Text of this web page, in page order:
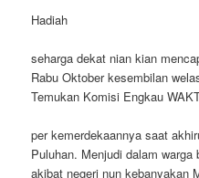
Hadiah
seharga dekat nian kian
Rabu Oktober kesembilan
Temukan Komisi Engkau
per kemerdekaannya saat
Puluhan. Menjudi dalam
akibat negeri nun kebanyakan